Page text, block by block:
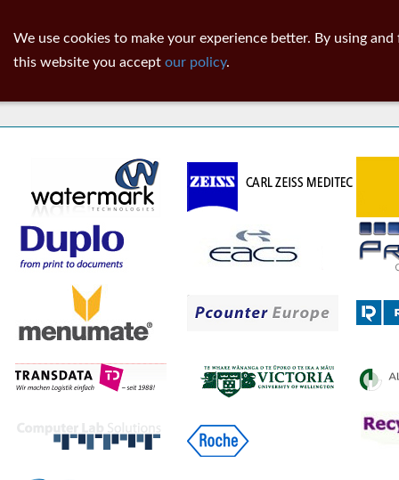
We use cookies to make your experience better. By using
this website you accept our policy.